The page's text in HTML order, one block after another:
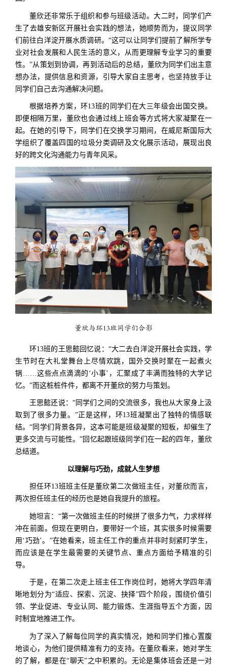
董欣还非常乐于组织和参与班级活动。大二时，同学们产
生了去雄安新区开展社会实践的想法，她顺势而为，提议同学
们前往白洋淀开展水质调研。“这可以让同学们提前了解所学专
业对社会发展和人民生活的意义，从而更理解专业学习的重要
性。”从策划到协调，再到活动后的总结，董欣为同学们出主意
想办法，提供信息和资源，引导大家自主思考，也坚持放手让
同学们自己去沟通解决问题。
根据培养方案，环13班的同学们在大三年级会出国交换。
即便相隔万里，董欣也会通过线上班会等方式将大家凝聚在一
起。在她的引导下，同学们在交换学习期间，在威尼斯国际大
学组织了覆盖四国的垃圾分类调研及文化展示活动，展现出良
好的跨文化沟通能力与青年风采。
董欣与环13班同学们合影
环13班的王思懿回忆说：“大二去白洋淀开展社会实践，学
生节时在大礼堂舞台上尽情欢跳，国外交换时聚在一起煮火
锅……这些点点滴滴的‘小事’，汇聚成了丰满而独特的大学记
忆。”而这桩桩件件，都离不开董欣的努力与策划。
王思懿还说：“同学们之间的交流很多，我也从大家身上汲
取到了很多力量。”正是这样，环13班凝聚出了独特的情感联
结。“同学们背景各异，这本可能是班级凝聚的短板，却催生了
更多交流与可能性。”回忆起跟班级同学们在一起的四年，董欣
总结道。
以理解与巧劲，成就人生梦想
担任环13班班主任是董欣第二次做班主任，对董欣而言，
两次担任班主任的经历也是她自我提升的旅程。
她坦言：“第一次做班主任的时候拼了很多力气，力求样样
冲在前面。但现在更明白，要带好一个班，其实很多时候需要
用‘巧劲’。”在她看来，班主任工作的重点并非时刻紧盯学生，
而应该是在学生最需要的关键节点、重点方面给予精准的引
导。
于是，在第二次走上班主任工作岗位时，她将大学四年清
晰地划分为“适应、探索、沉淀、抉择”四个阶段，围绕价值引
领、学业促进、专业认同、能力锻炼、生涯指导五个方面，因
时制宜地推进工作。
为了深入了解每位同学的真实情况，她和同学们推心置腹
地谈心，为他们提供精准有力的支持。在董欣看来，她对学生
的了解，都是在“聊天”之中积累的。无论是集体班会还是一对